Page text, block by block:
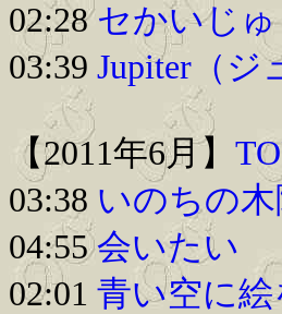
02:28セかいじ
03:39 Jupiter（ジ
【2011年6月】
03:38 いのちの
04:55会いたい
02:01 青い空に